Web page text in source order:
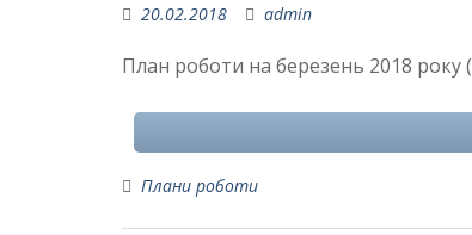
20.02.2018 admin
План роботи на березень 2018 року (
Плани роботи